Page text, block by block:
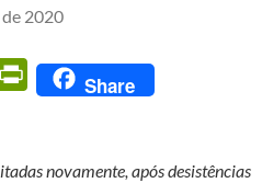
2020
PrintFriendly
Share
novamente, após desistências